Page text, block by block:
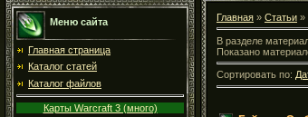
Меню сайта
Главная страница
Каталог статей
Каталог файлов
Карты Warcraft 3 (много)
Главная » Статьи »
В разделе
Показано
Сортировать по: